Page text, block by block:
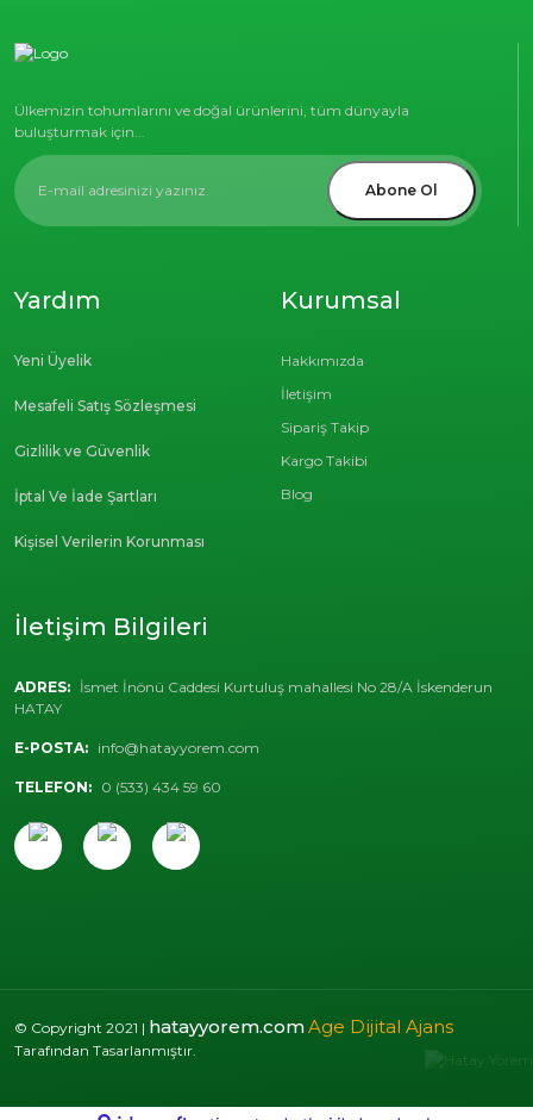
Ülkemizin tohumlarını ve doğal ürünlerini, tüm dünyayla
buluşturmak için...
Abone Ol
Kurumsal
Hakkımızda
İletişim
Sipariş Takip
Kargo Takibi
Blog
Yardım
Yeni Üyelik
Mesafeli Satış Sözleşmesi
Gizlilik ve Güvenlik
İptal Ve İade Şartları
Kişisel Verilerin Korunması
İletişim Bilgileri
ADRES: İsmet İnönü Caddesi Kurtuluş mahallesi No 28/A İskenderun
HATAY
E-POSTA: info@hatayyorem.com
TELEFON: 0 (533) 434 59 60
© Copyright 2021 | hatayyorem.comAge Dijital Ajans
Tarafından Tasarlanmıştır.